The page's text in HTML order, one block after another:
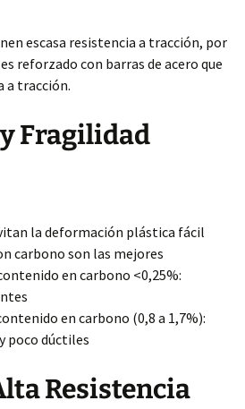
escasa resistencia a tracción, por
reforzado con barras de acero que
a tracción.
Fragilidad
la deformación plástica fácil
carbono son las mejores
en carbono <0,25%:
en carbono (0,8 a 1,7%):
poco dúctiles
Resistencia